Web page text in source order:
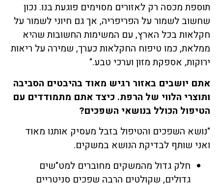
תוספת מכסה רק לאזורים מסוימים פוגעת בנו. נכון
שחשוב לשמור על הפריפריה, אך גם חיוני לשמור על
חקלאות בכל הארץ, עם המשימות החשובות שהיא
ממלאת, כמו טיפוח החקלאות כערך, שמירה על ריאות
ירוקות, אספקת מזון וערכי טבע."
אתם יושבים באזור רגיש מאוד בהיבטים הסביבה
ותוצרי הלווי של הרפת. כיצד אתם מתמודדים עם
הטיפול הכולל בנושאי השפכים?
"נושא השפכים והטיפול בזבל מעסיק אותנו מאוד
ואני שותף לבדיקת הנושא במשקים.
חלק גדול מהמשקים מחוברים למט"שים
גדולים, שקולטים הרבה שפכים סניטריים